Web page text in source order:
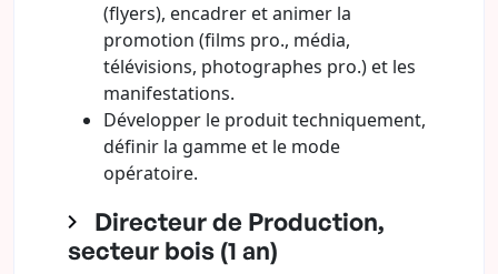
(flyers), encadrer et animer la
promotion (films pro., média,
télévisions, photographes pro.) et les
manifestations.
Développer le produit techniquement,
définir la gamme et le mode
opératoire.
Directeur de Production,
secteur bois (1 an)